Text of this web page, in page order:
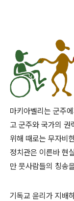
마키아벨리는 군주
고 군주와 국가의 권
위해 때로는 무자비
정치관은 이른바 현
만 뭇사람들의 칭송
기독교 윤리가 지배